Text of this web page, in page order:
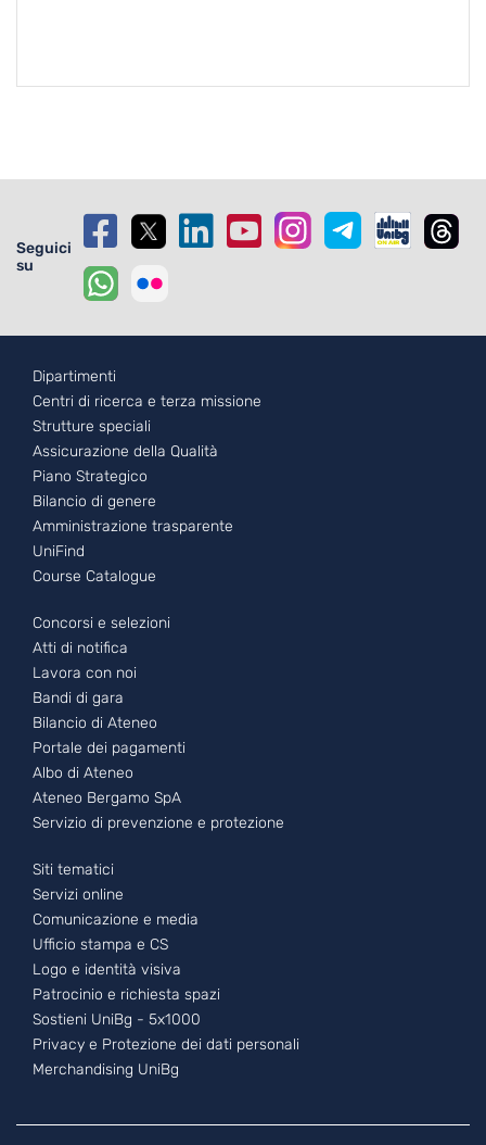
Seguici
su
Footer - 1
Dipartimenti
Centri di ricerca e terza missione
Strutture speciali
Assicurazione della Qualità
Piano Strategico
Bilancio di genere
Amministrazione trasparente
UniFind
Course Catalogue
Footer - 2
Concorsi e selezioni
Atti di notifica
Lavora con noi
Bandi di gara
Bilancio di Ateneo
Portale dei pagamenti
Albo di Ateneo
Ateneo Bergamo SpA
Servizio di prevenzione e protezione
Footer - 3
Siti tematici
Servizi online
Comunicazione e media
Ufficio stampa e CS
Logo e identità visiva
Patrocinio e richiesta spazi
Sostieni UniBg - 5x1000
Privacy e Protezione dei dati personali
Merchandising UniBg